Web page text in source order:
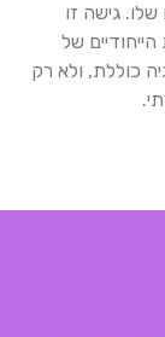
שלו. גישה זו
של
כוללת, ולא רק